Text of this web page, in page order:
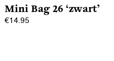
Mini Bag 26 ‘zwart’
€14.95